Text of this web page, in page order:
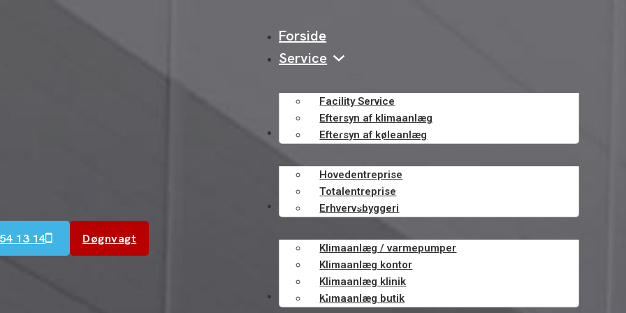
Forside
Service
Facility Service
Eftersyn af klimaanlæg
Eftersyn af køleanlæg
Byggeri
Hovedentreprise
Totalentreprise
Erhvervsbyggeri
Køleteknik
Klimaanlæg / varmepumper
Klimaanlæg kontor
Klimaanlæg klinik
Klimaanlæg butik
Viden
13 14 Døgnvagt